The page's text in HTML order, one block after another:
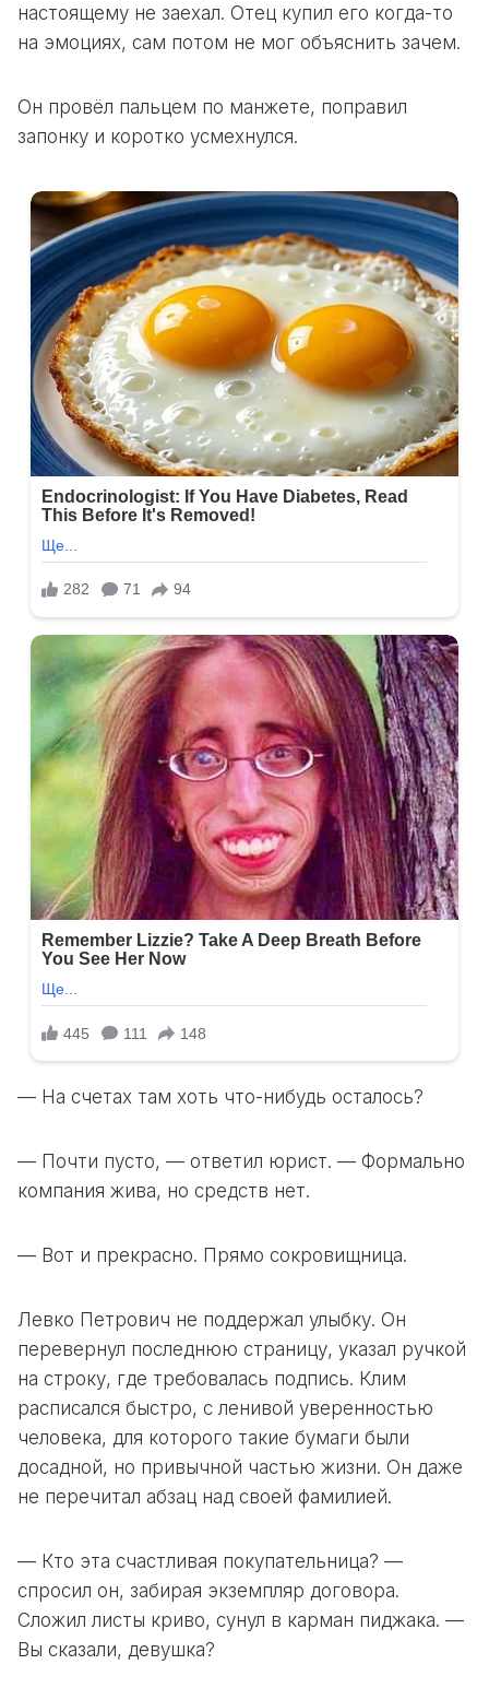
настоящему не заехал. Отец купил его когда-то
на эмоциях, сам потом не мог объяснить зачем.
Он провёл пальцем по манжете, поправил
запонку и коротко усмехнулся.
— На счетах там хоть что-нибудь осталось?
— Почти пусто, — ответил юрист. — Формально
компания жива, но средств нет.
— Вот и прекрасно. Прямо сокровищница.
Левко Петрович не поддержал улыбку. Он
перевернул последнюю страницу, указал ручкой
на строку, где требовалась подпись. Клим
расписался быстро, с ленивой уверенностью
человека, для которого такие бумаги были
досадной, но привычной частью жизни. Он даже
не перечитал абзац над своей фамилией.
— Кто эта счастливая покупательница? —
спросил он, забирая экземпляр договора.
Сложил листы криво, сунул в карман пиджака. —
Вы сказали, девушка?